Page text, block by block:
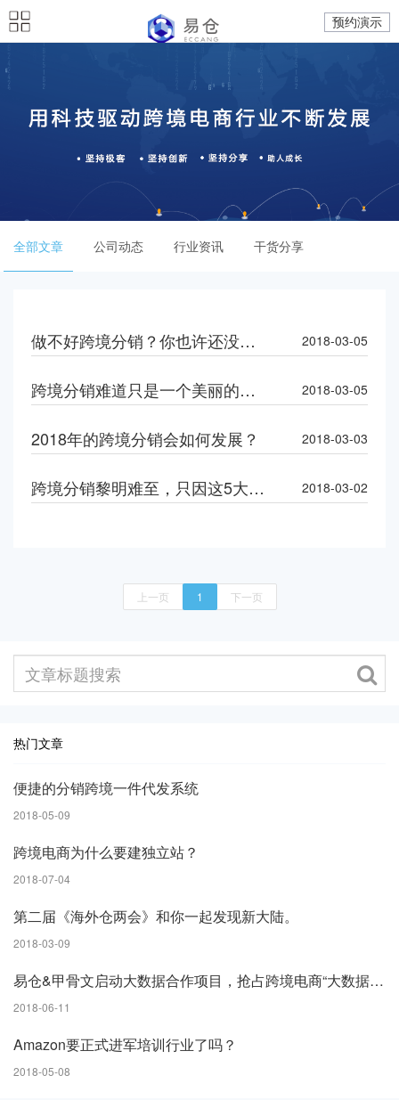
预约演示
全部文章 公司动态 行业资讯 干货分享
做不好跨境分销？你也许还没意识到这一点…… 2018-03-05
跨境分销难道只是一个美丽的梦吗 2018-03-05
2018年的跨境分销会如何发展？ 2018-03-03
跨境分销黎明难至，只因这5大举措还未施行 2018-03-02
上一页 1 下一页
热门文章
便捷的分销跨境一件代发系统
2018-05-09
跨境电商为什么要建独立站？
2018-07-04
第二届《海外仓两会》和你一起发现新大陆。
2018-03-09
易仓&甲骨文启动大数据合作项目，抢占跨境电商“大数据”时代
2018-06-11
Amazon要正式进军培训行业了吗？
2018-05-08